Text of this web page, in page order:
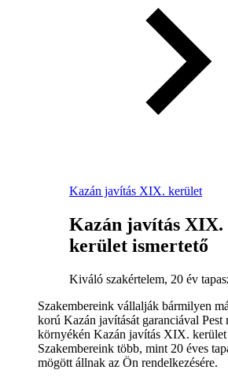
Kazán javítás XIX. kerület
Kazán javítás XIX.
kerület ismertető
Kiváló szakértelem, 20 év
Szakembereink vállalják bármilyen
korú Kazán javítását garanciával Pest
környékén Kazán javítás XIX. kerület
Szakembereink több, mint 20 éves
mögött állnak az Ön rendelkezésére.